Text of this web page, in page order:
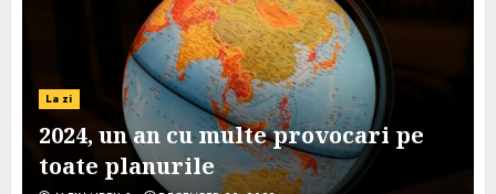
La zi
2024, un an cu multe provocari pe
toate planurile